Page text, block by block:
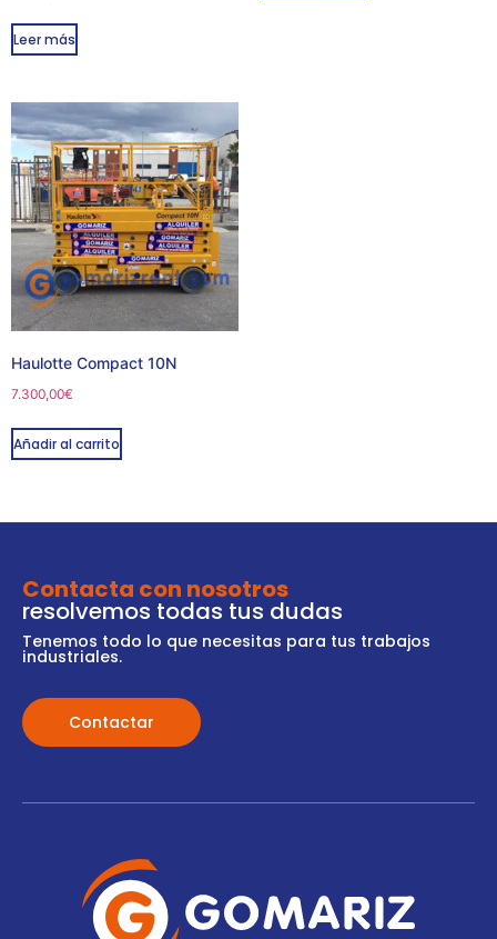
Leer más
Haulotte Compact 10N
7.300,00€
Añadir al carrito
Contacta con nosotros
resolvemos todas tus dudas
Tenemos todo lo que necesitas para tus trabajos
industriales.
Contactar